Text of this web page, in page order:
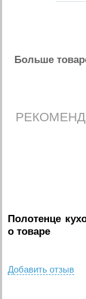
Больше
Полотенце
о товаре
Добавить отзыв